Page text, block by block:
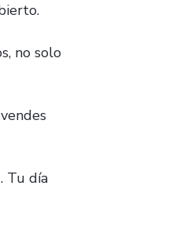
no solo
. Tu día